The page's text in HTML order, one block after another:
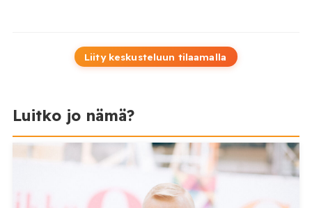
Liity keskusteluun tilaamalla
Luitko jo nämä?